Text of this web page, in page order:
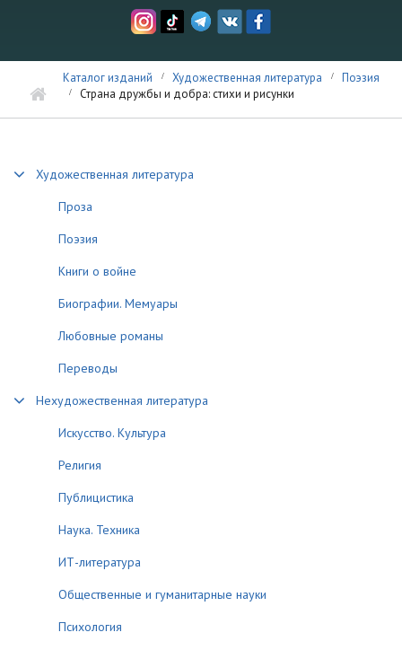
Каталог изданий Художественная литература
Поэзия
Страна дружбы и добра: стихи и рисунки
Художественная литература
Проза
Поэзия
Книги о войне
Биографии. Мемуары
Любовные романы
Переводы
Нехудожественная литература
Искусство. Культура
Религия
Публицистика
Наука. Техника
ИТ-литература
Общественные и гуманитарные науки
Психология